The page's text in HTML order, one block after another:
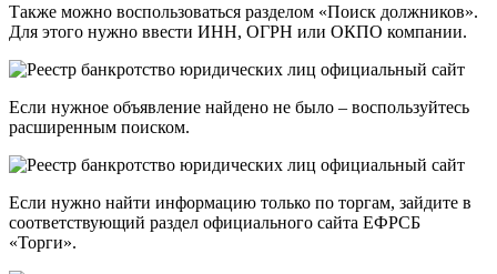
Также можно воспользоваться разделом «Поиск должников».
Для этого нужно ввести ИНН, ОГРН или ОКПО компании.
Если нужное объявление найдено не было – воспользуйтесь
расширенным поиском.
Если нужно найти информацию только по торгам, зайдите в
соответствующий раздел официального сайта ЕФРСБ
«Торги».